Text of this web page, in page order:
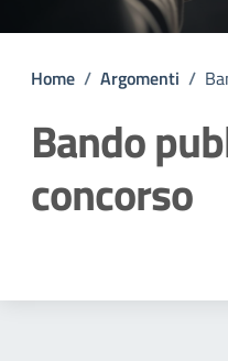
Home / Argomenti /
Bando
concorso